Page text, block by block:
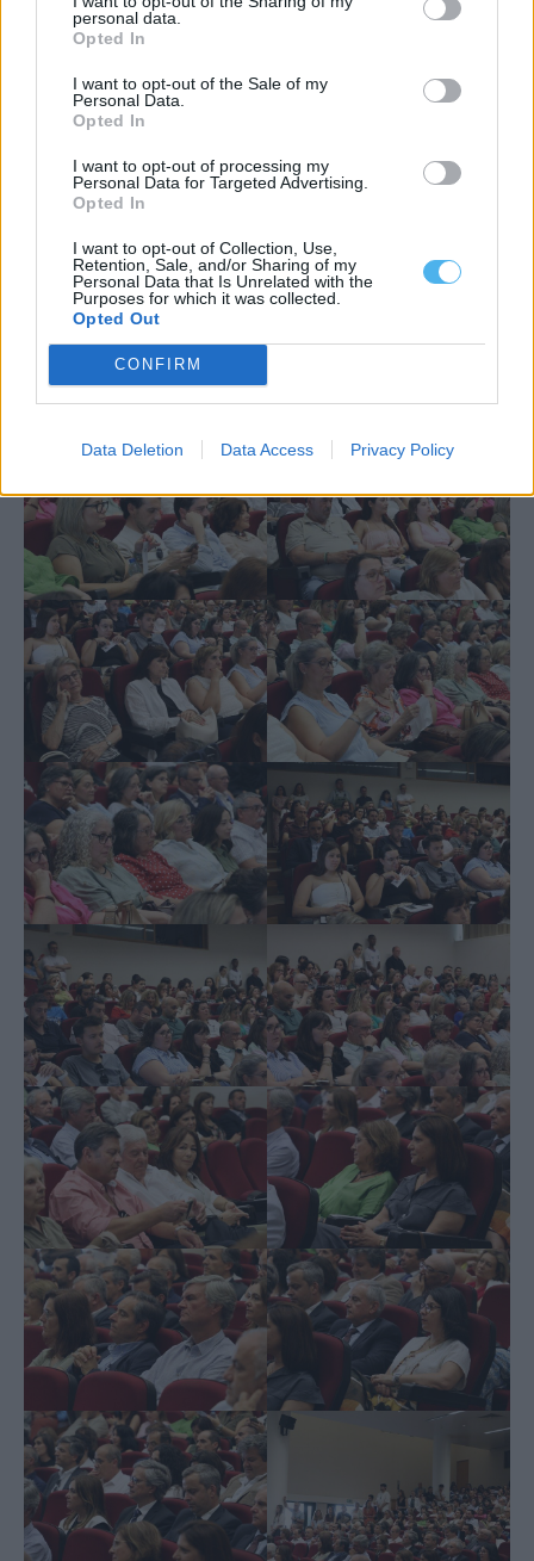
personal data.
Opted In
I want to opt-out of the Sale of my
Personal Data.
Opted In
I want to opt-out of processing my
Personal Data for Targeted Advertising.
Opted In
I want to opt-out of Collection, Use,
Retention, Sale, and/or Sharing of my
Personal Data that Is Unrelated with the
Purposes for which it was collected.
Opted Out
CONFIRM
Data Deletion Data Access Privacy Policy